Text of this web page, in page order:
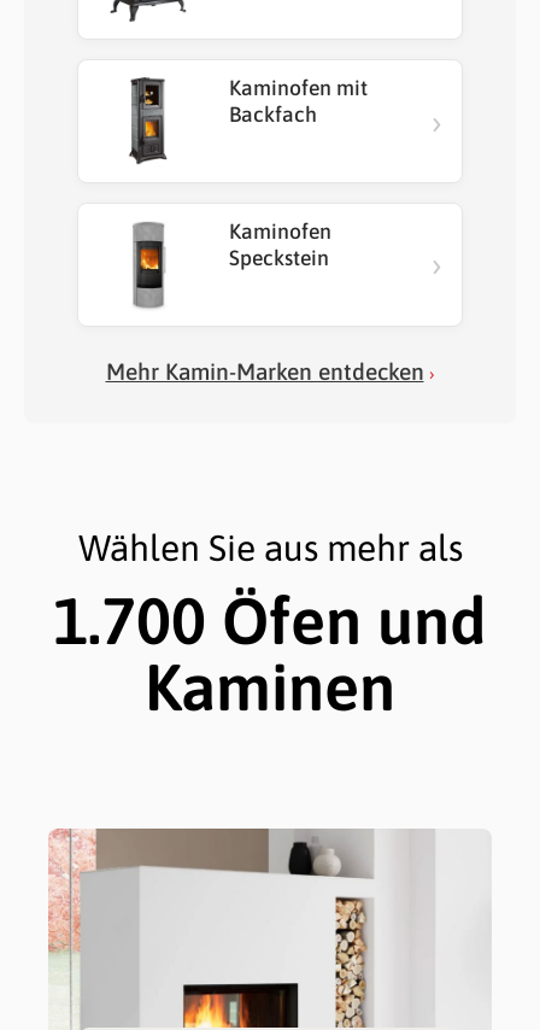
Kaminofen mit
Backfach
›
Kaminofen
Speckstein
›
Mehr Kamin-Marken entdecken ›
Wählen Sie aus mehr als
1.700 Öfen und
Kaminen